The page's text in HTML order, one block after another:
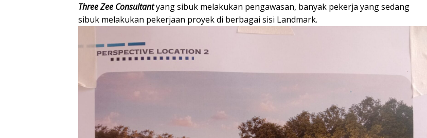
Three Zee Consultantyang sibuk melakukan pengawasan, banyak pekerja yang sedang
sibuk melakukan pekerjaan proyek di berbagai sisi Landmark.